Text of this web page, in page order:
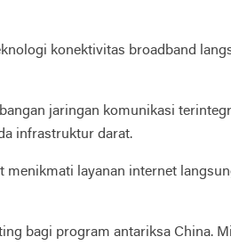
konektivitas broadband
jaringan komunikasi
infrastruktur darat.
layanan internet
bagi program antariksa China.